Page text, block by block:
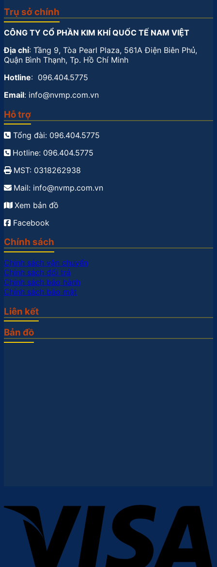
Trụ sở chính
CÔNG TY CỔ PHẦN KIM KHÍ QUỐC TẾ NAM VIỆT
Địa chỉ: Tầng 9, Tòa Pearl Plaza, 561A Điện Biên Phủ,
Quận Bình Thạnh, Tp. Hồ Chí Minh
Hotline: 096.404.5775
Email: info@nvmp.com.vn
Hỗ trợ
Tổng đài: 096.404.5775
Hotline: 096.404.5775
MST: 0318262938
Mail: info@nvmp.com.vn
Xem bản đồ
Facebook
Chính sách
Chính sách vận chuyển
Chính sách đổi trả
Chính sách bảo hành
Chính sách bảo mật
Liên kết
Bản đồ